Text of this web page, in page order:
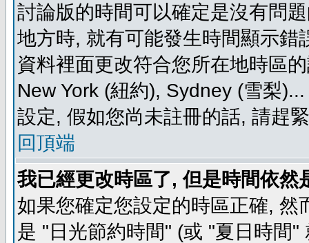
討論版的時間可以確定是沒有問
地方時, 就有可能發生時間顯示
資料裡面更改符合您所在地時區
New York (紐約), Sydney (雪梨
設定, 假如您尚未註冊的話, 請趕
回頂端
我已經更改時區了, 但是時間依然
如果您確定您設定的時區正確,
是 "日光節約時間" (或 "夏日時間